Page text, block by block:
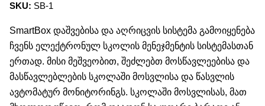
SKU: SB-1
SmartBox დაშვებისა და აღრიცვის სისტემა გამოიყენება
ჩვენს ელექტრონულ სკოლის მენეჯმენტის სისტემასთან
ერთად. მისი მეშვეობით, შეძლებთ მოსწავლეებისა და
მასწავლებლების სკოლაში მოსვლისა და წასვლის
ავტომატურ მონიტორინგს. სკოლაში მოსვლისას, მათ